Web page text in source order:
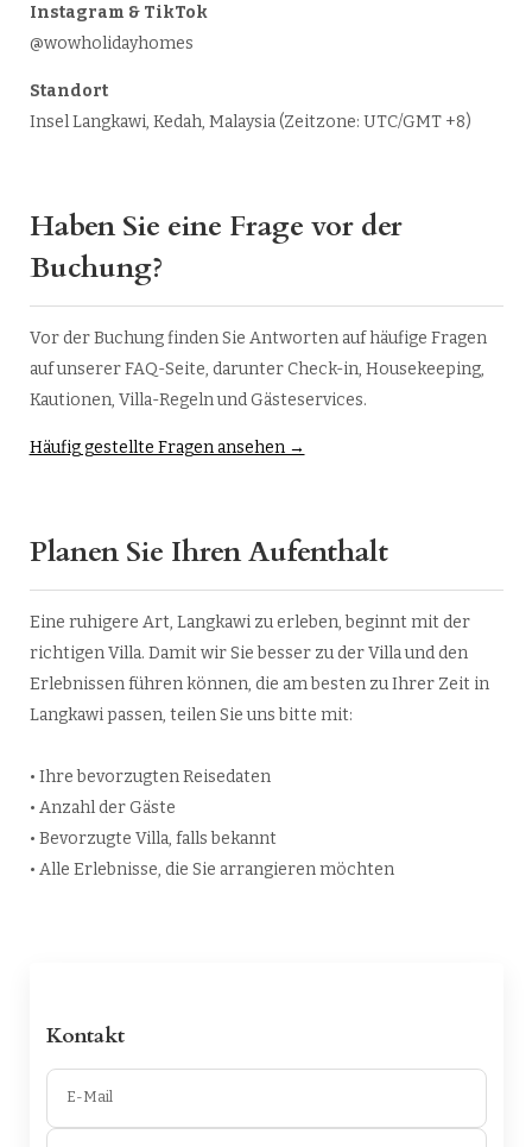
Instagram & TikTok
@wowholidayhomes
Standort
Insel Langkawi, Kedah, Malaysia (Zeitzone: UTC/GMT +8)
Haben Sie eine Frage vor der
Buchung?
Vor der Buchung finden Sie Antworten auf häufige Fragen
auf unserer FAQ-Seite, darunter Check-in, Housekeeping,
Kautionen, Villa-Regeln und Gästeservices.
Häufig gestellte Fragen ansehen →
Planen Sie Ihren Aufenthalt
Eine ruhigere Art, Langkawi zu erleben, beginnt mit der
richtigen Villa. Damit wir Sie besser zu der Villa und den
Erlebnissen führen können, die am besten zu Ihrer Zeit in
Langkawi passen, teilen Sie uns bitte mit:
• Ihre bevorzugten Reisedaten
• Anzahl der Gäste
• Bevorzugte Villa, falls bekannt
• Alle Erlebnisse, die Sie arrangieren möchten
Kontakt
E-Mail